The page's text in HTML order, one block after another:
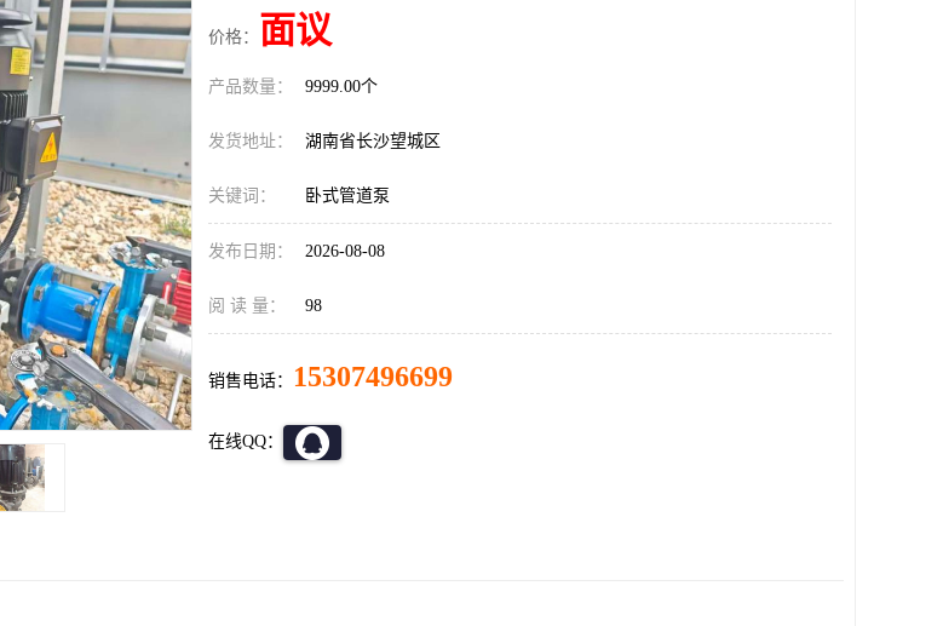
价格： 面议
产品数量： 9999.00个
发货地址： 湖南省长沙望城区
关键词： 卧式管道泵
发布日期： 2026-08-08
阅 读 量： 98
销售电话： 15307496699
在线QQ：